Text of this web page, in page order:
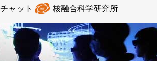
ャット 核融合科学研究所